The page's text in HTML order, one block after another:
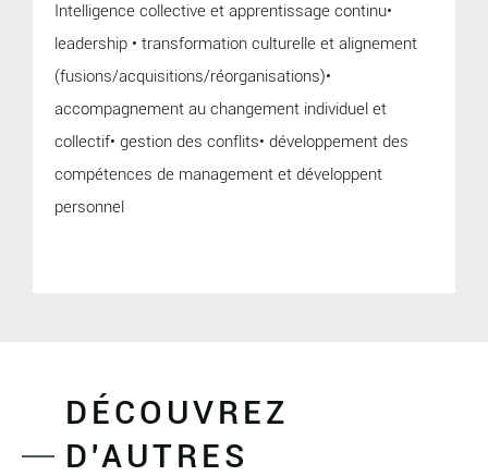
Intelligence collective et apprentissage continu•
leadership • transformation culturelle et alignement
(fusions/acquisitions/réorganisations)•
accompagnement au changement individuel et
collectif• gestion des conflits• développement des
compétences de management et développent
personnel
DÉCOUVREZ
D'AUTRES